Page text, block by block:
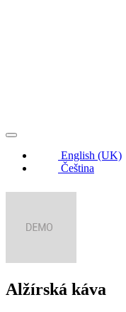
English (UK)
Čeština
Alžírská káva